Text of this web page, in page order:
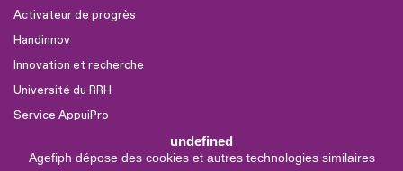
undefined
Agefiph dépose des cookies et autres technologies similaires
Activateur de progrès
Handinnov
Innovation et recherche
Université du RRH
Service AppuiPro
Nous suivre